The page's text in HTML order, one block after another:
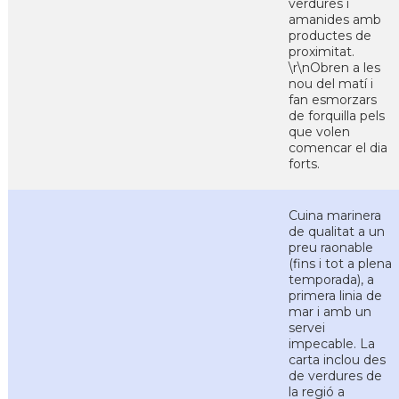
verdures i
amanides amb
productes de
proximitat.
\r\nObren a les
nou del matí i
fan esmorzars
de forquilla pels
que volen
comencar el dia
forts.
Cuina marinera
de qualitat a un
preu raonable
(fins i tot a plena
temporada), a
primera linia de
mar i amb un
servei
impecable. La
carta inclou des
de verdures de
la regió a